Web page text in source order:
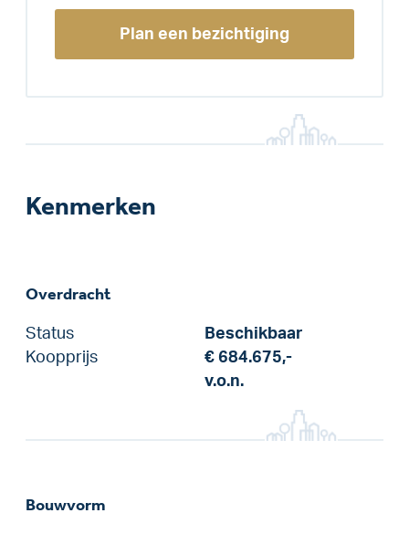
Plan een bezichtiging
Kenmerken
Overdracht
Status
Beschikbaar
Koopprijs
€ 684.675,-
v.o.n.
Bouwvorm